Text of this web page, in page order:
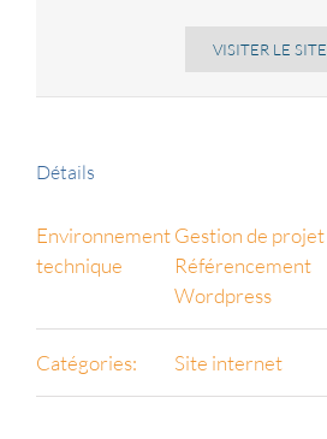
VISITER LE SITE
Détails
Environnement
technique
Gestion de projet
Référencement
Wordpress
Catégories: Site internet